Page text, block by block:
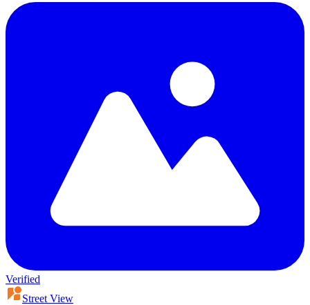
Verified
Street View